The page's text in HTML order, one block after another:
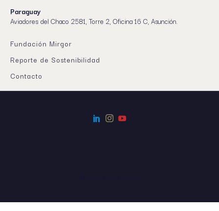
Paraguay
Aviadores del Chaco 2581, Torre 2, Oficina 16 C, Asunción.
Fundación Mirgor
Reporte de Sostenibilidad
Contacto